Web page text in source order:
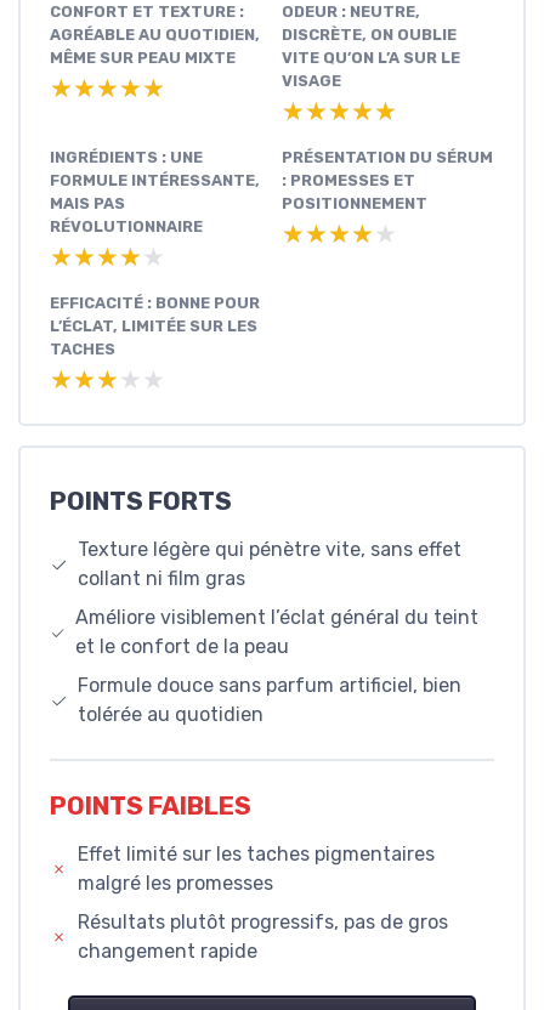
CONFORT ET TEXTURE :
AGRÉABLE AU QUOTIDIEN,
MÊME SUR PEAU MIXTE
★★★★★
★★★★★
ODEUR : NEUTRE,
DISCRÈTE, ON OUBLIE
VITE QU’ON L’A SUR LE
VISAGE
★★★★★
★★★★★
INGRÉDIENTS : UNE
FORMULE INTÉRESSANTE,
MAIS PAS
RÉVOLUTIONNAIRE
★★★★★
★★★★★
PRÉSENTATION DU SÉRUM
: PROMESSES ET
POSITIONNEMENT
★★★★★
★★★★★
EFFICACITÉ : BONNE POUR
L’ÉCLAT, LIMITÉE SUR LES
TACHES
★★★★★
★★★★★
POINTS FORTS
Texture légère qui pénètre vite, sans effet
collant ni film gras
Améliore visiblement l’éclat général du teint
et le confort de la peau
Formule douce sans parfum artificiel, bien
tolérée au quotidien
POINTS FAIBLES
Effet limité sur les taches pigmentaires
malgré les promesses
Résultats plutôt progressifs, pas de gros
changement rapide